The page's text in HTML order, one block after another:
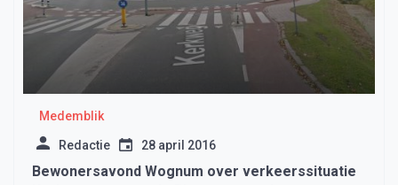
Medemblik
Redactie 28 april 2016
Bewonersavond Wognum over verkeerssituatie